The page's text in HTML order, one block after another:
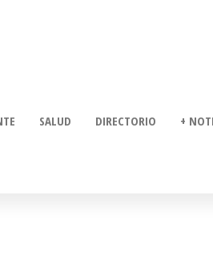
SALUD DIRECTORIO +